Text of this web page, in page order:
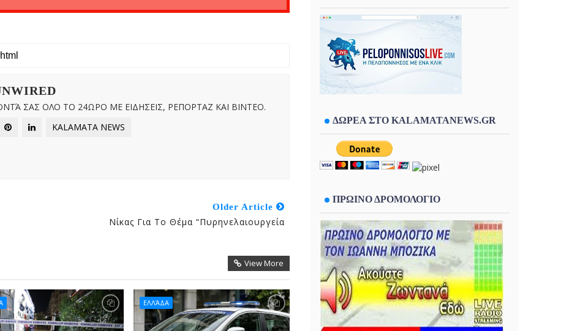
ΣΑΣ ΟΛΟ ΤΟ 24ΩΡΟ ΜΕ ΕΙΔΗΣΕΙΣ, ΡΕΠΟΡΤΑΖ ΚΑΙ ΒΙΝΤΕΟ.
KALAMATA NEWS
Older Article
Νίκας Για Το Θέμα “πυρηνελαιουργεία
View More
ΕΛΛΆΔΑ
ΔΩΡΕΑ ΣΤΟ KALAMATANEWS.GR
ΠΡΩΙΝΟ ΔΡΟΜΟΛΟΓΙΟ